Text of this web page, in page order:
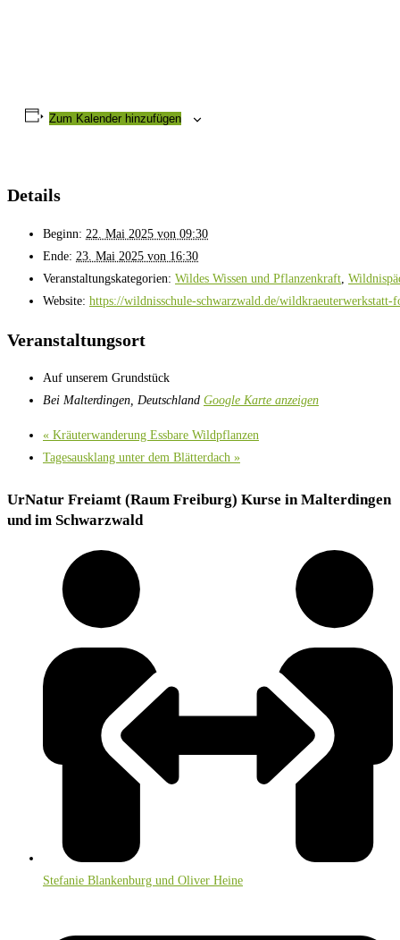
Zum Kalender hinzufügen
Details
Beginn: 22. Mai 2025 von 09:30
Ende: 23. Mai 2025 von 16:30
Veranstaltungskategorien: Wildes Wissen und Pflanzenkraft,
Website: https://wildnisschule-schwarzwald.de/wildkraeuterwerkstatt-
Veranstaltungsort
Auf unserem Grundstück
Bei Malterdingen, Deutschland Google Karte anzeigen
« Kräuterwanderung Essbare Wildpflanzen
Tagesausklang unter dem Blätterdach »
UrNatur Freiamt (Raum Freiburg) Kurse in Malterdingen
und im Schwarzwald
Stefanie Blankenburg und Oliver Heine